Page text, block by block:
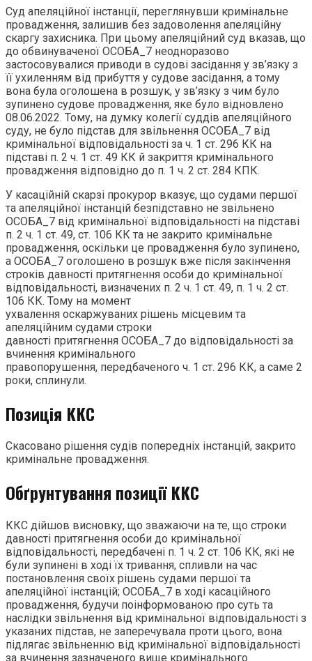
Суд апеляційної інстанції, переглянувши кримінальне
провадження, залишив без задоволення апеляційну
скаргу захисника. При цьому апеляційний суд вказав, що
до обвинуваченої ОСОБА_7 неодноразово
застосовувалися приводи в судові засідання у зв’язку з
її ухиленням від прибуття у судове засідання, а тому
вона була оголошена в розшук, у зв’язку з чим було
зупинено судове провадження, яке було відновлено
08.06.2022. Тому, на думку колегії суддів апеляційного
суду, не було підстав для звільнення ОСОБА_7 від
кримінальної відповідальності за ч. 1 ст. 296 КК на
підставі п. 2 ч. 1 ст. 49 КК й закриття кримінального
провадження відповідно до п. 1 ч. 2 ст. 284 КПК.
У касаційній скарзі прокурор вказує, що судами першої
та апеляційної інстанцій безпідставно не звільнено
ОСОБА_7 від кримінальної відповідальності на підставі
п. 2 ч. 1 ст. 49, ст. 106 КК та не закрито кримінальне
провадження, оскільки це провадження було зупинено,
а ОСОБА_7 оголошено в розшук вже після закінчення
строків давності притягнення особи до кримінальної
відповідальності, визначених п. 2 ч. 1 ст. 49, п. 1 ч. 2 ст.
106 КК. Тому на момент
ухвалення оскаржуваних рішень місцевим та
апеляційним судами строки
давності притягнення ОСОБА_7 до відповідальності за
вчинення кримінального
правопорушення, передбаченого ч. 1 ст. 296 КК, а саме 2
роки, сплинули.
Позиція ККС
Скасовано рішення судів попередніх інстанцій, закрито
кримінальне провадження.
Обґрунтування позиції ККС
ККС дійшов висновку, що зважаючи на те, що строки
давності притягнення особи до кримінальної
відповідальності, передбачені п. 1 ч. 2 ст. 106 КК, які не
були зупинені в ході їх тривання, спливли на час
постановлення своїх рішень судами першої та
апеляційної інстанцій; ОСОБА_7 в ході касаційного
провадження, будучи поінформованою про суть та
наслідки звільнення від кримінальної відповідальності з
указаних підстав, не заперечувала проти цього, вона
підлягає звільненню від кримінальної відповідальності
за вчинення зазначеного вище кримінального